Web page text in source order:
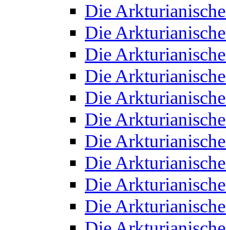
Die
Die
Die
Die
Die
Die
Die
Die
Die
Die